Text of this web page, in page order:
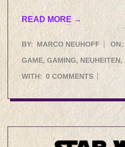
READ MORE →
2025-
05-
30
BY: MARCO NEUHOFF ON:
GAME,GAMING, NEUHEITEN ,
WITH: 0 COMMENTS